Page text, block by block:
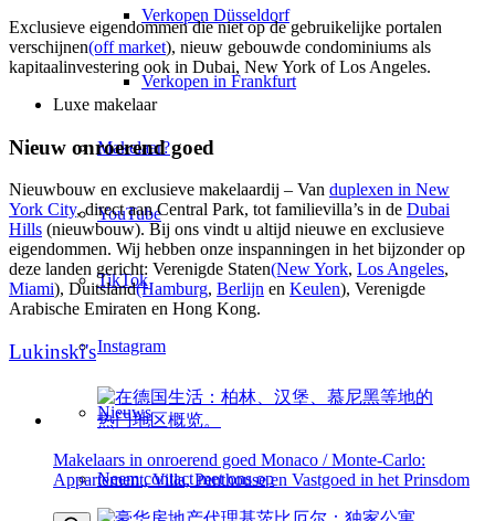
Verkopen Düsseldorf
Verkopen in Frankfurt
Makelaar?
YouTube
TikTok
Instagram
Nieuws
Neem contact met ons op
Exclusieve eigendommen die niet op de gebruikelijke portalen
verschijnen(off market), nieuw gebouwde condominiums als
kapitaalinvestering ook in Dubai, New York of Los Angeles.
Luxe makelaar
Nieuw onroerend goed
Nieuwbouw en exclusieve makelaardij – Van duplexen in New
York City, direct aan Central Park, tot familievilla’s in de Dubai
Hills (nieuwbouw). Bij ons vindt u altijd nieuwe en exclusieve
eigendommen. Wij hebben onze inspanningen in het bijzonder op
deze landen gericht: Verenigde Staten(New York, Los Angeles,
Miami), Duitsland(Hamburg, Berlijn en Keulen), Verenigde
Arabische Emiraten en Hong Kong.
Lukinski's
Makelaars in onroerend goed Monaco / Monte-Carlo:
Appartement, Villa, Penthouse en Vastgoed in het Prinsdom